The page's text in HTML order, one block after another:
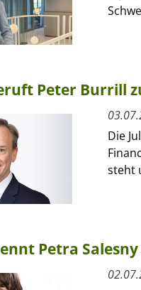
Peter Burrill
Die
steht
Petra